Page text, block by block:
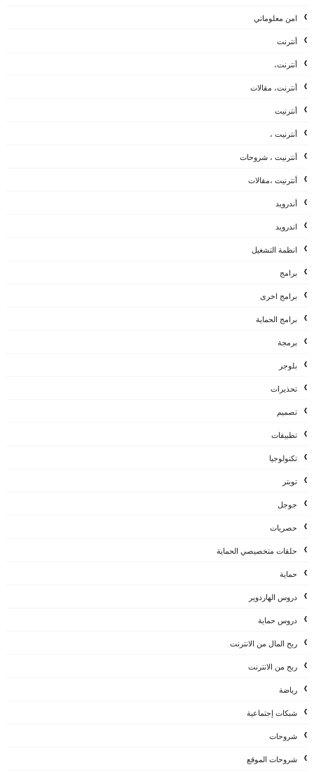
امن معلوماتي
أنترنت
أنترنت،
أنترنت، مقالات
أنترنيت
أنترنيت ،
أنترنيت ، شروحات
أنترنيت ،مقالات
أندرويد
اندرويد
انظمة التشغيل
برامج
برامج اخرى
برامج الحماية
برمجة
بلوجر
تحذيرات
تصميم
تطبيقات
تكنولوجيا
تويتر
جوجل
حصريات
حلقات متخصيصي الحماية
حماية
دروس الهاردوير
دروس حماية
ربح المال من الانترنت
ربح من الانترنت
رياضة
شبكات إجتماعية
شروحات
شروحات الموقع